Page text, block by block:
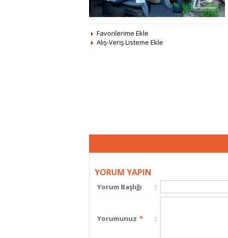
Favorilerime Ekle
Alış-Veriş Listeme Ekle
YORUM YAPIN
Yorum Başlığı :
Yorumunuz * :